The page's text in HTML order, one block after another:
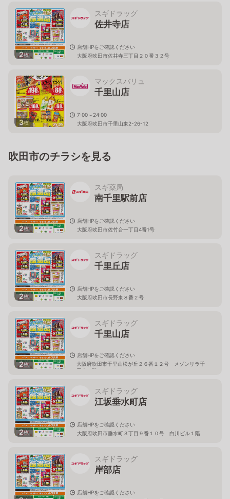
2枚
スギドラッグ
佐井寺店
店舗HPをご確認ください
大阪府吹田市佐井寺三丁目２０番３２号
3枚
マックスバリュ
千里山店
7:00～24:00
大阪府吹田市千里山東2-26-12
吹田市のチラシを見る
2枚
スギ薬局
南千里駅前店
店舗HPをご確認ください
大阪府吹田市佐竹台一丁目4番1号
2枚
スギドラッグ
千里丘店
店舗HPをご確認ください
大阪府吹田市長野東８番２号
2枚
スギドラッグ
千里山店
店舗HPをご確認ください
大阪府吹田市千里山松が丘２６番１２号 メゾンリラ千
里山１階
2枚
スギドラッグ
江坂垂水町店
店舗HPをご確認ください
大阪府吹田市垂水町３丁目９番１０号 白川ビル１階
スギドラッグ
岸部店
店舗HPをご確認ください